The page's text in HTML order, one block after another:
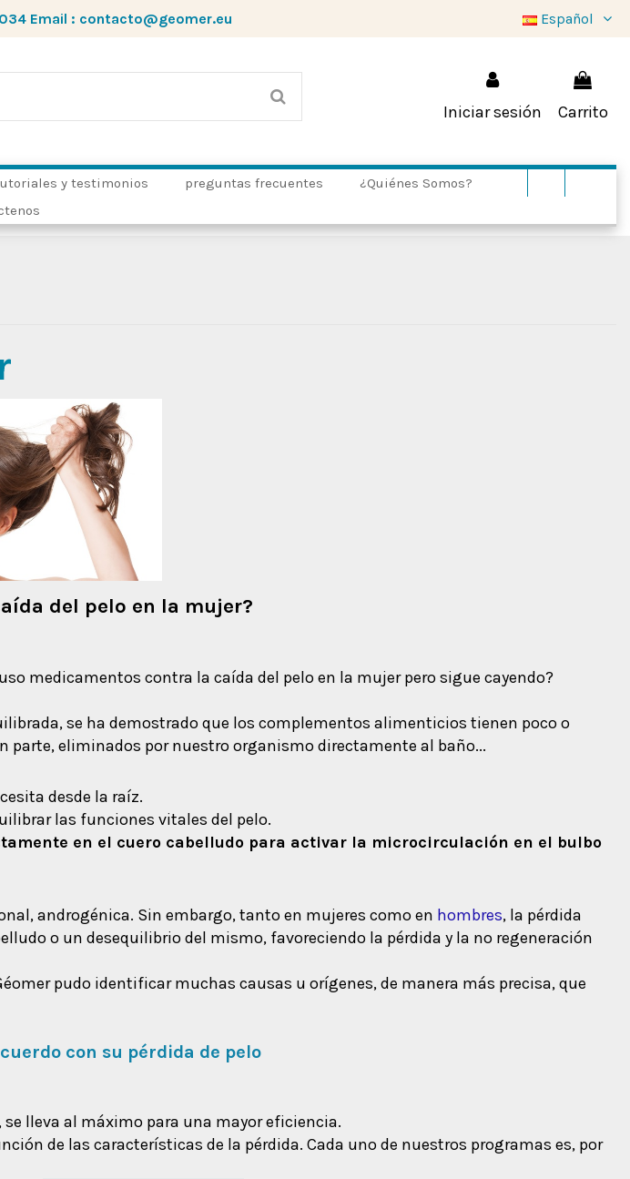
Email : contacto@geomer.eu Español
Iniciar sesión Carrito
y testimonios preguntas frecuentes
¿Quiénes Somos?
del pelo en la mujer?
medicamentos contra la caída del pelo en la mujer pero sigue cayendo?
se ha demostrado que los complementos alimenticios tienen poco o
parte, eliminados por nuestro organismo directamente al baño...
desde la raíz.
las funciones vitales del pelo.
en el cuero cabelludo para activar la microcirculación en el bulbo
androgénica. Sin embargo, tanto en mujeres como en hombres, la pérdida
o un desequilibrio del mismo, favoreciendo la pérdida y la no regeneración
pudo identificar muchas causas u orígenes, de manera más precisa, que
con su pérdida de pelo
lleva al máximo para una mayor eficiencia.
de las características de la pérdida. Cada uno de nuestros programas es, por